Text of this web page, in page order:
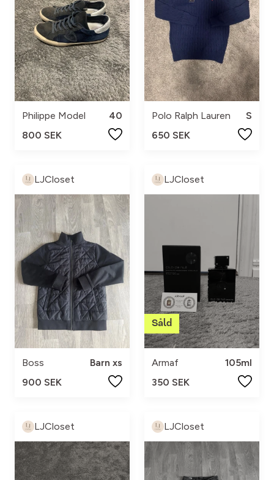
Philippe Model
40
800 SEK
Polo Ralph Lauren
S
650 SEK
LJCloset
Boss
Barn xs
900 SEK
LJCloset
Armaf
105ml
350 SEK
LJCloset LJCloset